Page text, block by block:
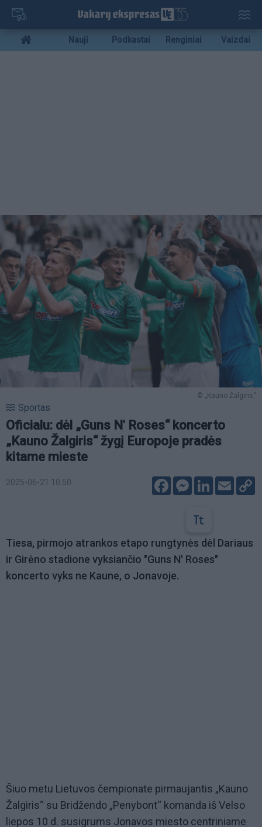
Pereiti
pagrindinį
turinį
Mobile
menu
Nauji Podkastai Renginiai Vaizdai
© „Kauno Žalgiris“
Sportas
Oficialu: dėl „Guns N' Roses“ koncerto
„Kauno Žalgiris“ žygį Europoje pradės
kitame mieste
2025-06-21 10:50 FacebookMessenger
LinkedIn
Email
Tiesa, pirmojo atrankos etapo rungtynės dėl Dariaus
ir Girėno stadione vyksiančio "Guns N' Roses"
koncerto vyks ne Kaune, o Jonavoje.
Šiuo metu Lietuvos čempionate pirmaujantis „Kauno
Žalgiris“ su Bridžendo „Penybont“ komanda iš Velso
liepos 10 d. susigrums Jonavos miesto centriniame